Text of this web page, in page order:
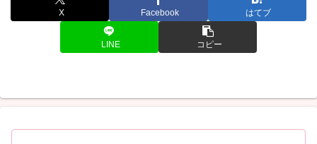
X Facebook はてブ
LINE コピー